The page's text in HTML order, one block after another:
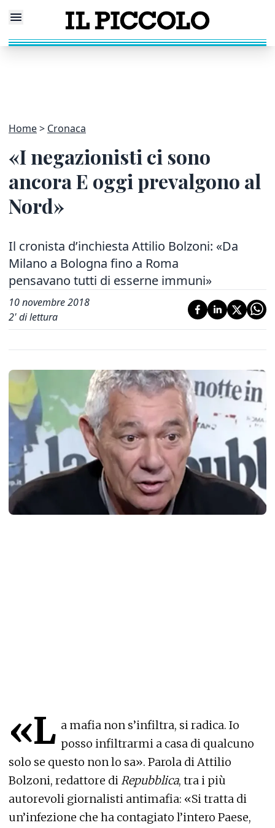
Home Cronaca
«I negazionisti ci sono
ancora E oggi prevalgono al
Nord»
Il cronista d’inchiesta Attilio Bolzoni: «Da
Milano a Bologna fino a Roma
pensavano tutti di esserne immuni»
10 novembre 2018
2' di lettura
«L a mafia non s’infiltra, si radica. Io
posso infiltrarmi a casa di qualcuno
solo se questo non lo sa». Parola di Attilio
Bolzoni, redattore diRepubblica, tra i più
autorevoli giornalisti antimafia: «Si tratta di
un’infezione che ha contagiato l’intero Paese,